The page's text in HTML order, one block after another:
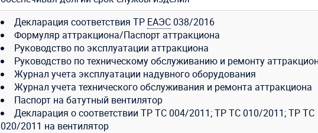
Декларация соответствия ТР ЕАЭС038/2016
Формуляр аттракциона/Паспорт аттракциона
Руководство по эксплуатации аттракциона
Руководство по техническому обслуживанию и ремонту
Журнал учета эксплуатации надувного оборудования
Журнал учета технического обслуживания и ремонта аттракциона
Паспорт на батутный вентилятор
Декларация о соответствии ТР ТС 004/2011; ТР ТС 010/2011; ТР ТС
020/2011 на вентилятор